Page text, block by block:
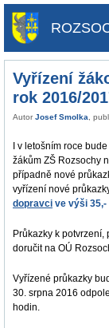
Vyřízení
rok 2016/
Autor Josef Smolka ,
I v letošním roce
žákům ZŠ Rozsochy
případně nové
vyřízení nové
dopravci ve výši 35,-
Průkazky k
doručit na OÚ
Vyřízené průkazky
30. srpna 2016
hodin.